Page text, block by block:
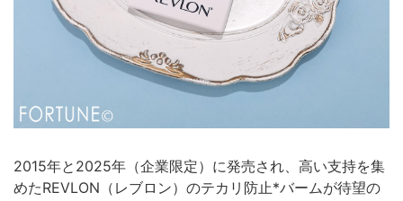
2015年と2025年（企業限定）に発売され、高い支持を集
めたREVLON（レブロン）のテカリ防止*バームが待望の